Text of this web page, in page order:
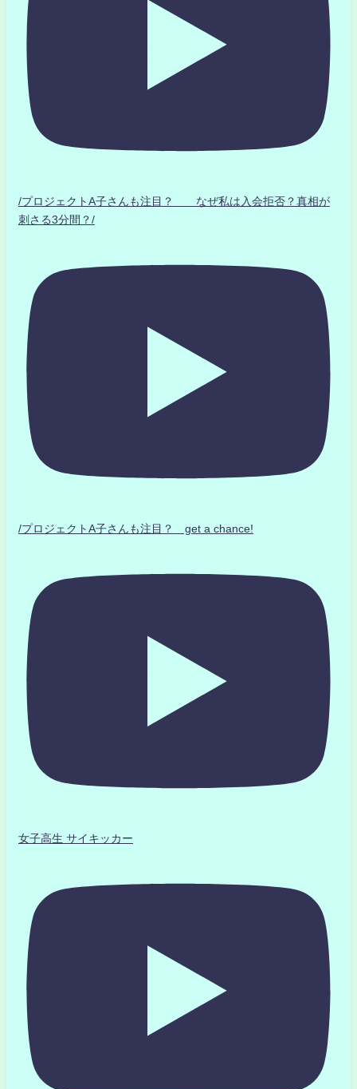
/プロジェクトA子さんも注目？ なぜ私は入会拒否？真相が
刺さる3分間？/
/プロジェクトA子さんも注目？ get a chance!
女子高生 サイキッカー